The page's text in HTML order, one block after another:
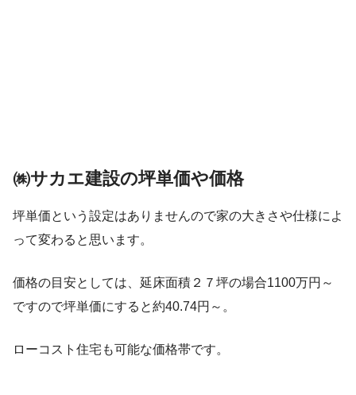
㈱サカエ建設の坪単価や価格
坪単価という設定はありませんので家の大きさや仕様によ
って変わると思います。
価格の目安としては、延床面積２７坪の場合1100万円～
ですので坪単価にすると約40.74円～。
ローコスト住宅も可能な価格帯です。